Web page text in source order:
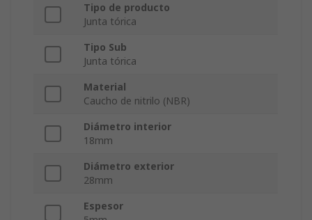
Tipo de producto
Junta tórica
Tipo Sub
Junta tórica
Material
Caucho de nitrilo (NBR)
Diámetro interior
18mm
Diámetro exterior
28mm
Espesor